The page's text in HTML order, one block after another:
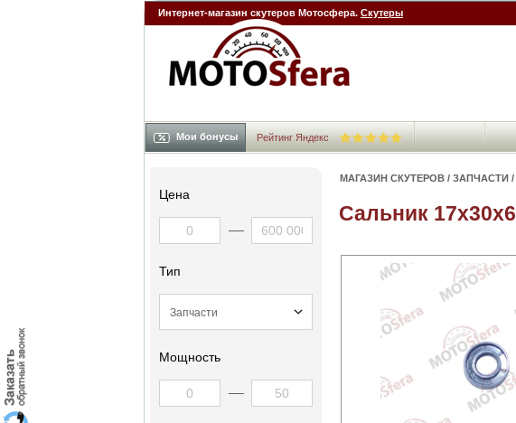
Интернет-магазин скутеров Мотосфера. Скутеры
Мои бонусы Рейтинг Яндекс
Цена
Тип
Мощность
МАГАЗИН СКУТЕРОВ / ЗАПЧАСТИ /
Сальник 17x30x6